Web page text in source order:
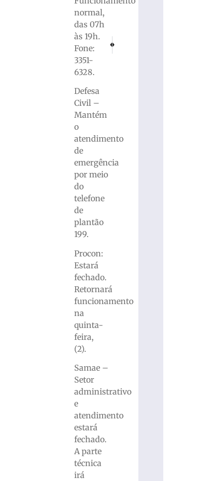
normal,
das 07h
às 19h.
Fone:
3351-
6328.
Defesa
Civil –
Mantém
o
atendimento
de
emergência
por meio
do
telefone
de
plantão
199.
Procon:
Estará
fechado.
Retornará
funcionamento
na
quinta-
feira,
(2).
Samae –
Setor
administrativo
e
atendimento
estará
fechado.
A parte
técnica
irá